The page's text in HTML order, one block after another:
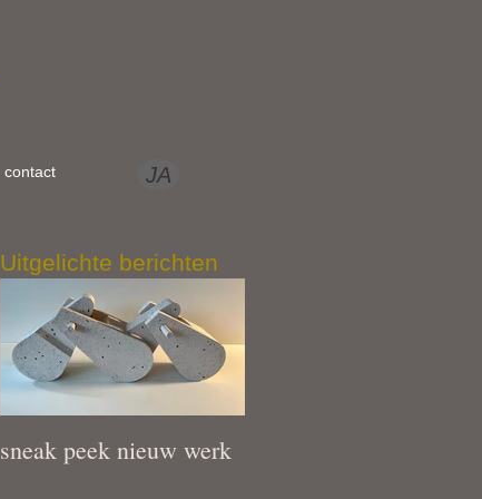
contact JA
Uitgelichte berichten
sneak peek nieuw werk